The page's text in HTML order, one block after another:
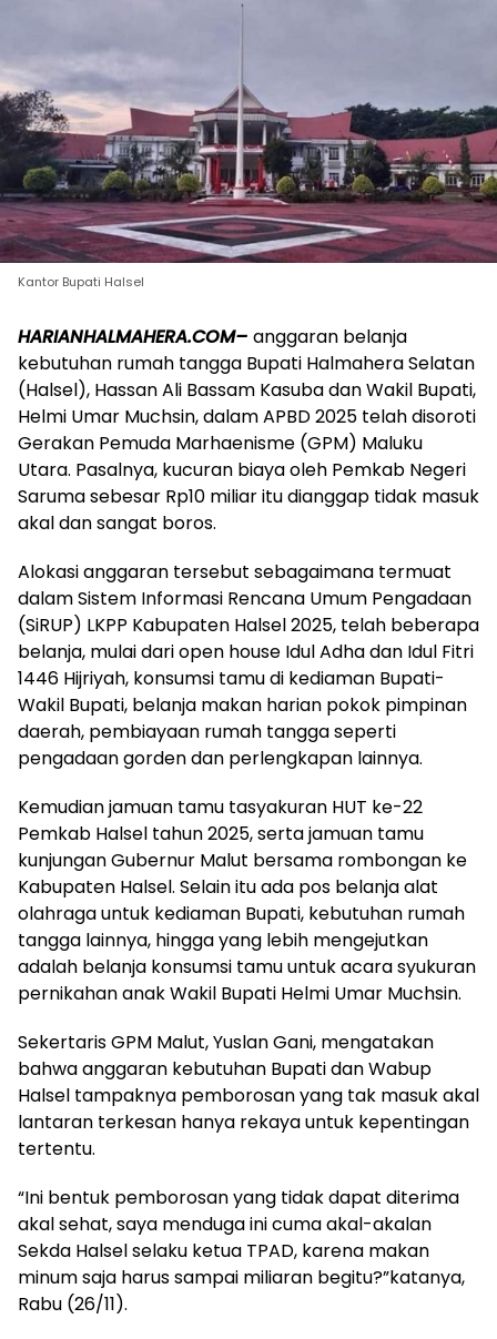
Kantor Bupati Halsel
HARIANHALMAHERA.COM– anggaran belanja
kebutuhan rumah tangga Bupati Halmahera Selatan
(Halsel), Hassan Ali Bassam Kasuba dan Wakil Bupati,
Helmi Umar Muchsin, dalam APBD 2025 telah disoroti
Gerakan Pemuda Marhaenisme (GPM) Maluku
Utara. Pasalnya, kucuran biaya oleh Pemkab Negeri
Saruma sebesar Rp10 miliar itu dianggap tidak masuk
akal dan sangat boros.
Alokasi anggaran tersebut sebagaimana termuat
dalam Sistem Informasi Rencana Umum Pengadaan
(SiRUP) LKPP Kabupaten Halsel 2025, telah beberapa
belanja, mulai dari open house Idul Adha dan Idul Fitri
1446 Hijriyah, konsumsi tamu di kediaman Bupati-
Wakil Bupati, belanja makan harian pokok pimpinan
daerah, pembiayaan rumah tangga seperti
pengadaan gorden dan perlengkapan lainnya.
Kemudian jamuan tamu tasyakuran HUT ke-22
Pemkab Halsel tahun 2025, serta jamuan tamu
kunjungan Gubernur Malut bersama rombongan ke
Kabupaten Halsel. Selain itu ada pos belanja alat
olahraga untuk kediaman Bupati, kebutuhan rumah
tangga lainnya, hingga yang lebih mengejutkan
adalah belanja konsumsi tamu untuk acara syukuran
pernikahan anak Wakil Bupati Helmi Umar Muchsin.
Sekertaris GPM Malut, Yuslan Gani, mengatakan
bahwa anggaran kebutuhan Bupati dan Wabup
Halsel tampaknya pemborosan yang tak masuk akal
lantaran terkesan hanya rekaya untuk kepentingan
tertentu.
“Ini bentuk pemborosan yang tidak dapat diterima
akal sehat, saya menduga ini cuma akal-akalan
Sekda Halsel selaku ketua TPAD, karena makan
minum saja harus sampai miliaran begitu?”katanya,
Rabu (26/11).